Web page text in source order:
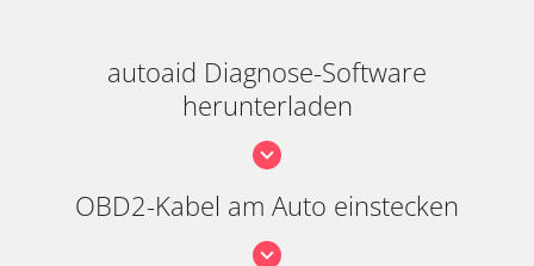
autoaid Diagnose-Software
herunterladen
OBD2-Kabel am Auto einstecken